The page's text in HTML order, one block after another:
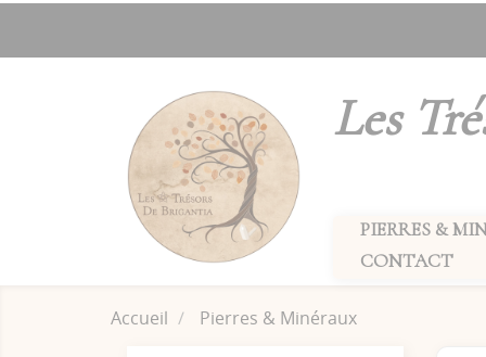
Les
PIERRES &
CONTACT
Accueil Pierres & Minéraux